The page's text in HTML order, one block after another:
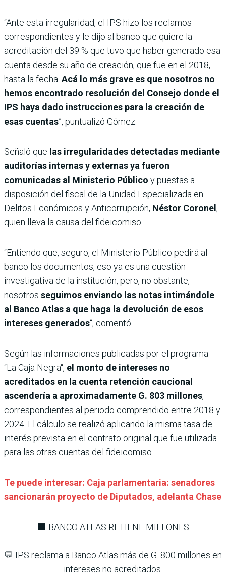
“Ante esta irregularidad, el IPS hizo los reclamos
correspondientes y le dijo al banco que quiere la
acreditación del 39 % que tuvo que haber generado esa
cuenta desde su año de creación, que fue en el 2018,
hasta la fecha. Acá lo más grave es que nosotros no
hemos encontrado resolución del Consejo donde el
IPS haya dado instrucciones para la creación de
esas cuentas”, puntualizó Gómez.
Señaló que las irregularidades detectadas mediante
auditorías internas y externasya fueron
comunicadas al Ministerio Público y puestas a
disposición del fiscal de la Unidad Especializada en
Delitos Económicos y Anticorrupción, Néstor Coronel ,
quien lleva la causa del fideicomiso.
“Entiendo que, seguro, el Ministerio Público pedirá al
banco los documentos, eso ya es una cuestión
investigativa de la institución, pero, no obstante,
nosotros seguimos enviando las notas intimándole
al Banco Atlas a que haga la devolución de esos
intereses generados“, comentó.
Según las informaciones publicadas por el programa
“La Caja Negra“, el monto de intereses no
acreditados en la cuenta retención caucional
ascendería a aproximadamente G. 803 millones,
correspondientes al periodo comprendido entre 2018 y
2024. El cálculo se realizó aplicando la misma tasa de
interés prevista en el contrato original que fue utilizada
para las otras cuentas del fideicomiso.
Te puede interesar: Caja parlamentaria: senadores
sancionarán proyecto de Diputados, adelanta Chase
⬛ BANCO ATLAS RETIENE MILLONES
💬 IPS reclama a Banco Atlas más de G. 800 millones en
intereses no acreditados.